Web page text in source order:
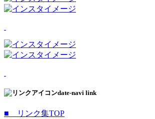
date-navi link
■ リンク集TOP